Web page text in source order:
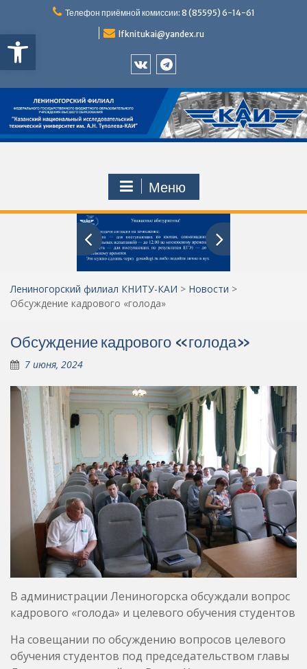
Открыть панель инструментов
содержимому
Телефон приёмной комиссии: 8 (85595) 6-14-61
lfknitukai@yandex.ru
комиссия
КНИТУ-
КАИ
ЛФ
КНИТУ-
КАИ
Меню
Лениногорский филиал КНИТУ-КАИ > Новости >
Обсуждение кадрового «голода»
Обсуждение кадрового «голода»
7 июня, 2024
В администрации Лениногорска обсуждали вопрос
кадрового «голода» и целевого обучения студентов
На совещании по обсуждению вопросов целевого
обучения студентов под председательством главы